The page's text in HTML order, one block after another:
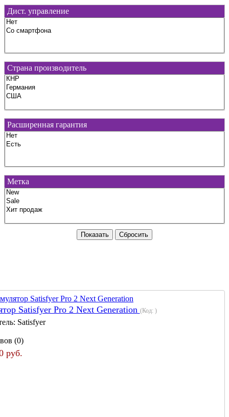
Дист. управление
Страна производитель
Расширенная гарантия
Метка
Показать Сбросить
Satisfyer Pro 2 Next Generation (Код: )
Satisfyer
(0)
руб.